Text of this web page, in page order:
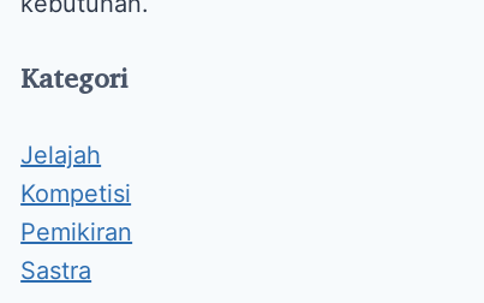
Kategori
Jelajah
Kompetisi
Pemikiran
Sastra